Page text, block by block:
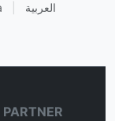
العربية